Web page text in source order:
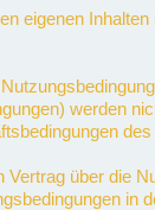
eigenen
werden
über die
in